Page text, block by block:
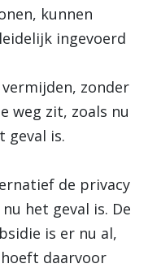
kunnen
ingevoerd
zonder
weg zit, zoals nu
geval is.
de privacy
het geval is. De
is er nu al,
daarvoor